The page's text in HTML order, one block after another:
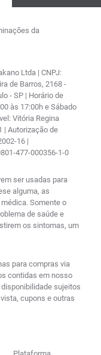
da
Ltda | CNPJ:
de Barros, 2168 -
- SP | Horário de
às 17:00h e Sábado
Vitória Regina
| Autorização de
16 |
477-000356-1-0
ser usadas para
alguma, as
Somente o
de saúde e
os sintomas, um
para compras via
contidas em nosso
sujeitos
cupons e outras